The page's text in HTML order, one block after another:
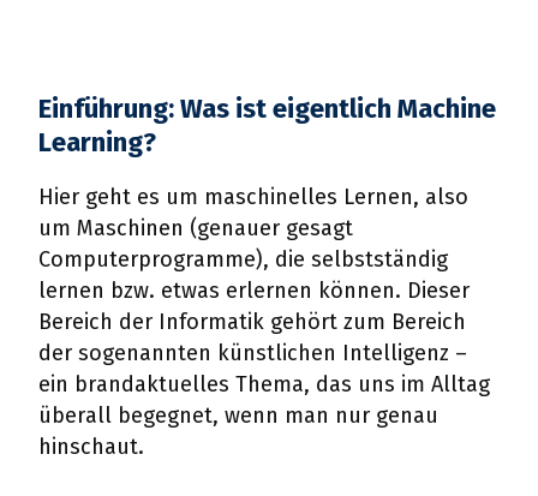
Einführung: Was ist eigentlich Machine
Learning?
Hier geht es um maschinelles Lernen, also
um Maschinen (genauer gesagt
Computerprogramme), die selbstständig
lernen bzw. etwas erlernen können. Dieser
Bereich der Informatik gehört zum Bereich
der sogenannten künstlichen Intelligenz –
ein brandaktuelles Thema, das uns im Alltag
überall begegnet, wenn man nur genau
hinschaut.